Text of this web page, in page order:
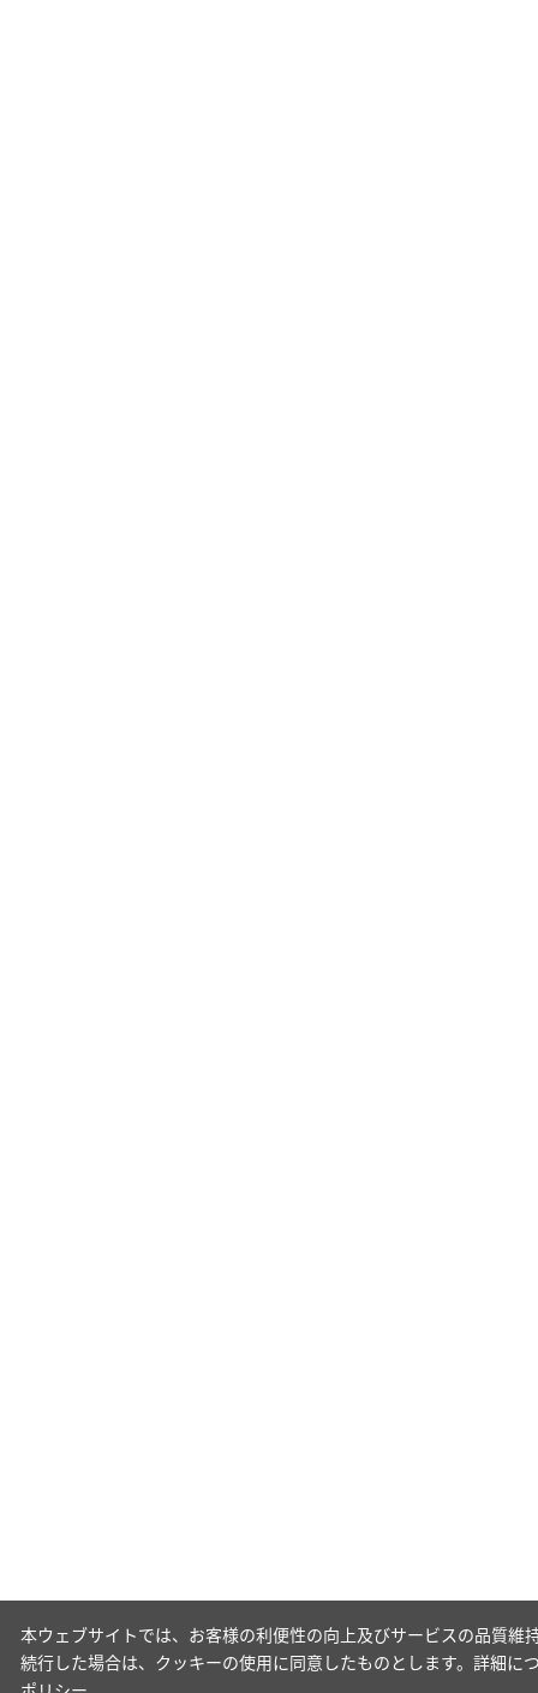
本ウェブサイトでは、お客様の利便性の向上及びサービスの品質
続行した場合は、クッキーの使用に同意したものとします。詳細